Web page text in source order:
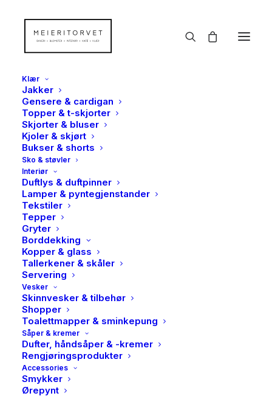
Klær
Jakker
Gensere & cardigan
Topper & t-skjorter
Skjorter & bluser
Kjoler & skjørt
Bukser & shorts
Sko & støvler
Interiør
Duftlys & duftpinner
Lamper & pyntegjenstander
Tekstiler
Tepper
Gryter
Borddekking
Kopper & glass
Tallerkener & skåler
Servering
Vesker
Skinnvesker & tilbehør
Shopper
Toalettmapper & sminkepung
Såper & kremer
Dufter, håndsåper & -kremer
Rengjøringsprodukter
Accessories
Smykker
Ørepynt